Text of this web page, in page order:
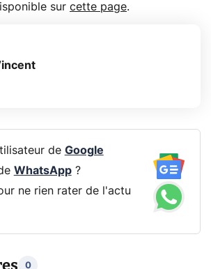
sur cette page.
de Google
WhatsApp?
ne rien rater de l'actu
0